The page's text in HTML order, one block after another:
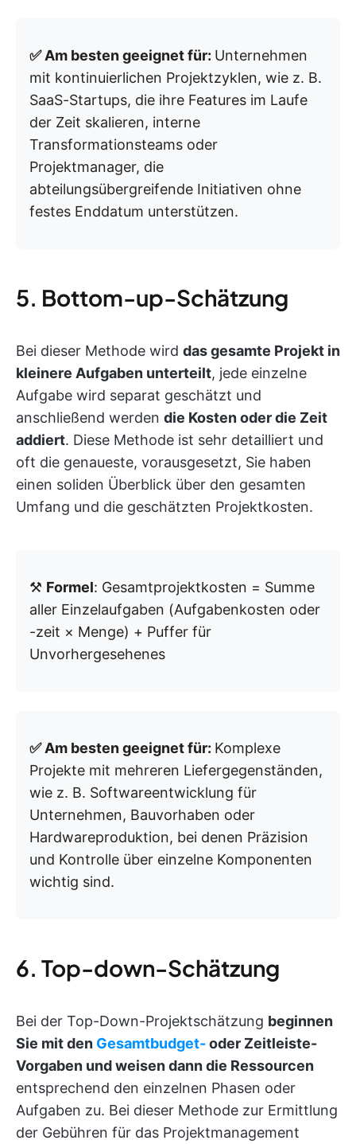
✅ Am besten geeignet für: Unternehmen
mit kontinuierlichen Projektzyklen, wie z. B.
SaaS-Startups, die ihre Features im Laufe
der Zeit skalieren, interne
Transformationsteams oder
Projektmanager, die
abteilungsübergreifende Initiativen ohne
festes Enddatum unterstützen.
5. Bottom-up-Schätzung
Bei dieser Methode wird das gesamte Projekt in
kleinere Aufgaben unterteilt, jede einzelne
Aufgabe wird separat geschätzt und
anschließend werden die Kosten oder die Zeit
addiert. Diese Methode ist sehr detailliert und
oft die genaueste, vorausgesetzt, Sie haben
einen soliden Überblick über den gesamten
Umfang und die geschätzten Projektkosten.
⚒️ Formel: Gesamtprojektkosten = Summe
aller Einzelaufgaben (Aufgabenkosten oder
-zeit × Menge) + Puffer für
Unvorhergesehenes
✅ Am besten geeignet für: Komplexe
Projekte mit mehreren Liefergegenständen,
wie z. B. Softwareentwicklung für
Unternehmen, Bauvorhaben oder
Hardwareproduktion, bei denen Präzision
und Kontrolle über einzelne Komponenten
wichtig sind.
6. Top-down-Schätzung
Bei der Top-Down-Projektschätzung beginnen
Sie mit den Gesamtbudget-oder Zeitleiste-
Vorgaben und weisen dann die Ressourcen
entsprechend den einzelnen Phasen oder
Aufgaben zu. Bei dieser Methode zur Ermittlung
der Gebühren für das Projektmanagement